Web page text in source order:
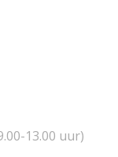
13.00 uur)